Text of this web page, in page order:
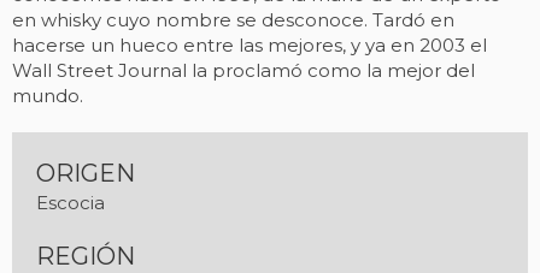
en whisky cuyo nombre se desconoce. Tardó en
hacerse un hueco entre las mejores, y ya en 2003 el
Wall Street Journal la proclamó como la mejor del
mundo.
ORIGEN
Escocia
REGIÓN